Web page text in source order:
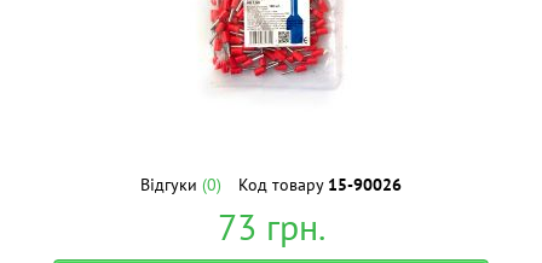
Відгуки (0) Код товару 15-90026
73 грн.